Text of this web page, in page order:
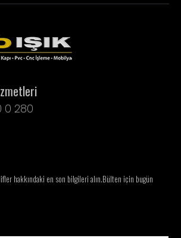
0 280
hakkındaki en son bilgileri alın.Bülten için bugün